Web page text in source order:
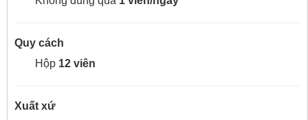
Quy cách
Hộp 12 viên
Xuất xứ